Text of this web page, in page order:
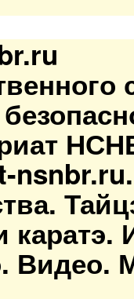
Видео.